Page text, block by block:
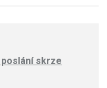
skrze